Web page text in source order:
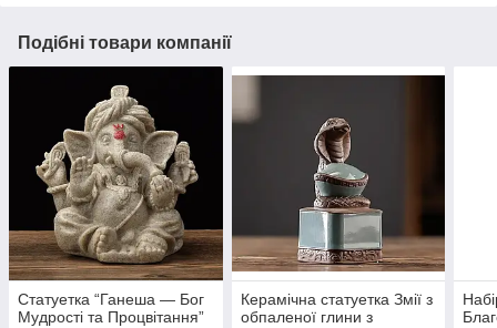
Подібні товари компанії
Статуетка “Ганеша — Бог
Мудрості та Процвітання”
Керамічна статуетка Змії з
обпаленої глини з